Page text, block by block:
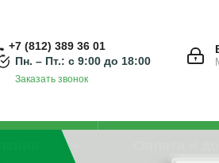
+7 (812) 389 36 01
Пн. – Пт.: с 9:00 до 18:00
Заказать звонок